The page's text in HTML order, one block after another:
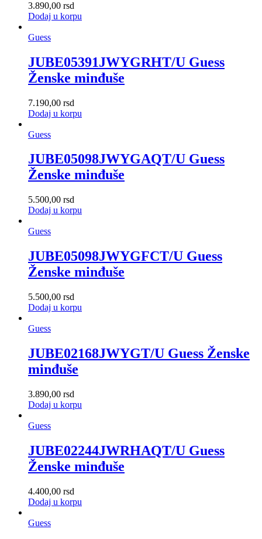
3.890,00 rsd
Dodaj u korpu
Guess
JUBE05391JWYGRHT/U Guess
Ženske minđuše
7.190,00 rsd
Dodaj u korpu
Guess
JUBE05098JWYGAQT/U Guess
Ženske minđuše
5.500,00 rsd
Dodaj u korpu
Guess
JUBE05098JWYGFCT/U Guess
Ženske minđuše
5.500,00 rsd
Dodaj u korpu
Guess
JUBE02168JWYGT/U Guess Ženske
minđuše
3.890,00 rsd
Dodaj u korpu
Guess
JUBE02244JWRHAQT/U Guess
Ženske minđuše
4.400,00 rsd
Dodaj u korpu
Guess